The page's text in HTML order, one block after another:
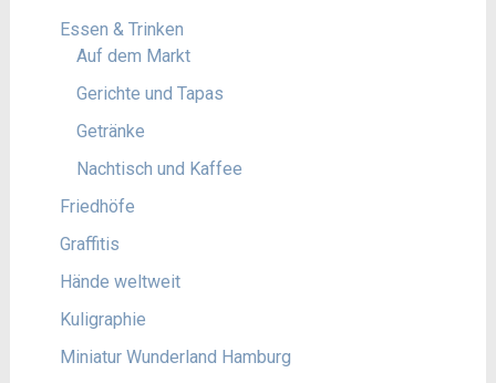
Essen & Trinken
Auf dem Markt
Gerichte und Tapas
Getränke
Nachtisch und Kaffee
Friedhöfe
Graffitis
Hände weltweit
Kuligraphie
Miniatur Wunderland Hamburg